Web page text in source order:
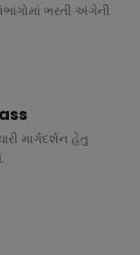
ભરતી અંગેની
માર્ગદર્શન હેતુ